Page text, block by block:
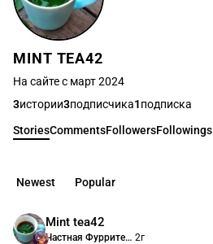
MINT TEA42
На сайте с март 2024
3истории3подписчика1подписка
StoriesCommentsFollowersFollowings
Newest Popular
Mint tea42
Частная Фурритека Анимасити 2г